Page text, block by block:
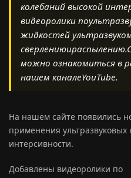
колебаний высокой
видеоролики
жидкостей
можно ознакомиться в
нашем каналеYouTube.
На нашем сайте появились
применения ультразвуковых
интерсивности.
Добавлены видеоролики по